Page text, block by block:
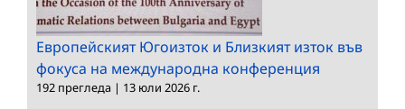
Европейският Югоизток и Близкият изток във
фокуса на международна конференция
192 прегледа | 13 юли 2026 г.